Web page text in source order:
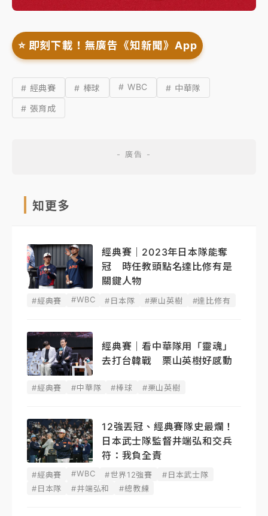
⭐️ 即刻下載！無廣告《知新聞》App
# 經典賽 # 棒球 # WBC
# 中華隊
# 張育成
知更多
經典賽｜2023年日本隊能奪
冠 時任教頭點名達比修有是
關鍵人物
#經典賽 #WBC #日本隊 #栗山英樹 #達比修有
經典賽｜看中華隊用「靈魂」
去打台韓戰 栗山英樹好感動
#經典賽 #中華隊 #棒球 #栗山英樹
12強丟冠、經典賽隊史最爛！
日本武士隊監督井端弘和交兵
符：我負全責
#經典賽 #WBC #世界12強賽
#日本武士隊
#日本隊
#井端弘和 #總教練